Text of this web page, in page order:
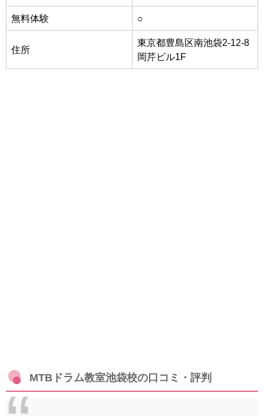
無料体験 ○
住所
東京都豊島区南池袋2-12-8
岡芹ビル1F
MTBドラム教室池袋校の口コミ・評判